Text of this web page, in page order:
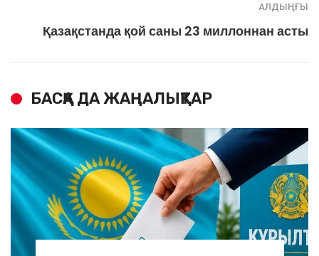
АЛДЫҢҒЫ
Қазақстанда қой саны 23 миллоннан асты
БАСҚА ДА ЖАҢАЛЫҚТАР